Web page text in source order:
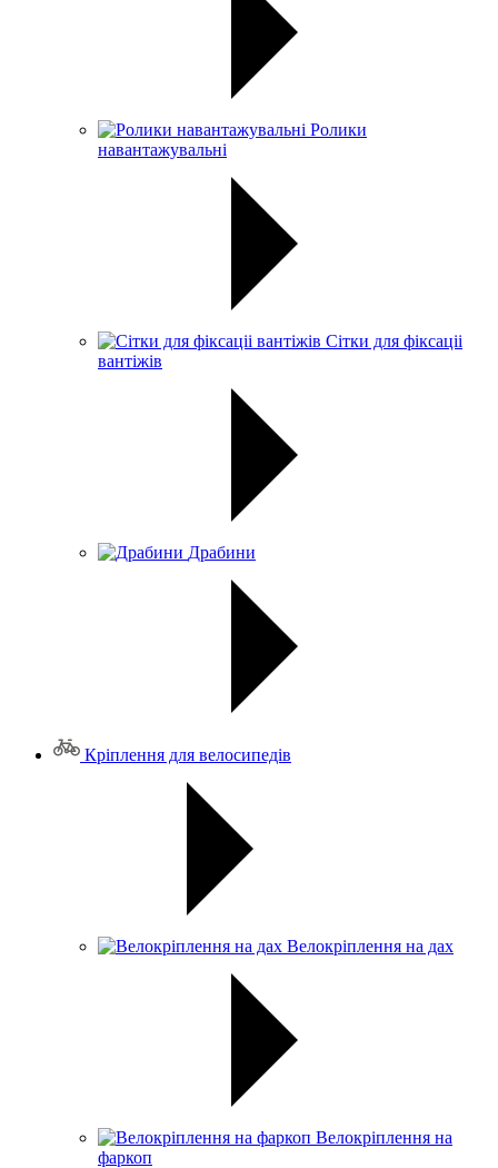
Ролики
навантажувальні
Сітки для фіксаціі
вантіжів
Драбини
Кріплення для велосипедів
Велокріплення на дах
Велокріплення на
фаркоп